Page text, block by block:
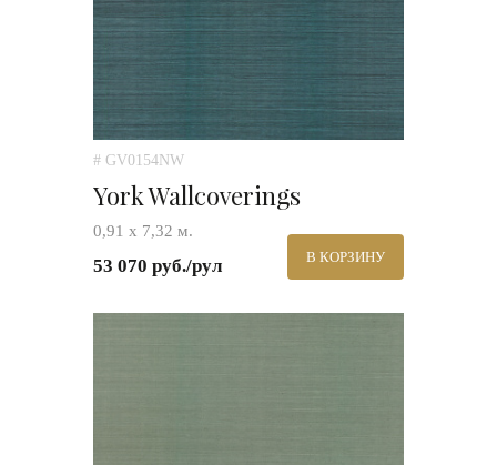
# GV0154NW
York Wallcoverings
0,91 х 7,32 м.
53 070 руб./рул В КОРЗИНУ